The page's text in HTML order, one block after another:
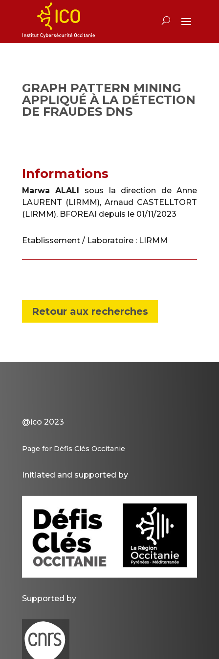
GRAPH PATTERN MINING
APPLIQUÉ À LA DÉTECTION
DE FRAUDES DNS
Informations
Marwa ALALI
sous la direction de Anne
LAURENT (LIRMM), Arnaud CASTELLTORT
(LIRMM), BFOREAI depuis le 01/11/2023
Etablissement / Laboratoire : LIRMM
Retour aux recherches
@ico 2023
Page for Défis Clés Occitanie
Initiated and supported by
Supported by